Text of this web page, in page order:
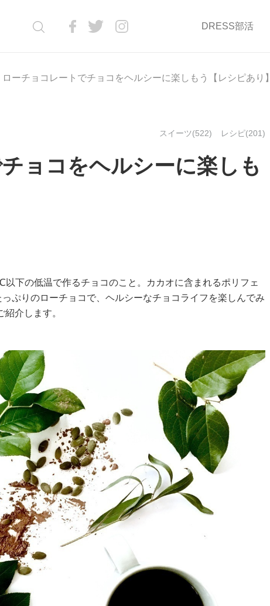
DRESS部活
ローチョコレートでチョコをヘルシーに楽しもう【レシピあり】
スイーツ(522) レシピ(201)
ョコをヘルシーに楽しも
下の低温で作るチョコのこと。カカオに含まれるポリフェ
ぷりのローチョコで、ヘルシーなチョコライフを楽しんでみ
介します。